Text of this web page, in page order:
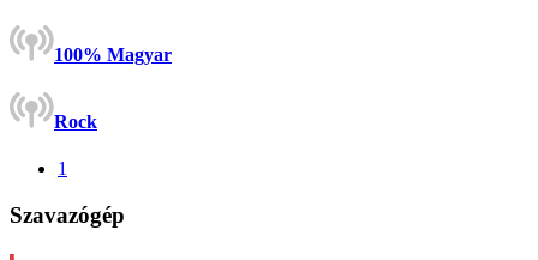
100% Magyar
Rock
1
Szavazógép